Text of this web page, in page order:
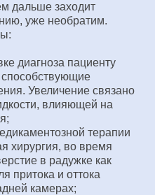
дальше заходит
уже необратим.
диагноза пациенту
Увеличение связано
влияющей на
терапии
хирургия, во время
в радужке как
притока и оттока
камерах;